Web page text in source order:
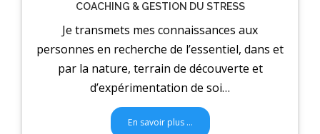
COACHING & GESTION DU STRESS
Je transmets mes connaissances aux
personnes en recherche de l’essentiel, dans et
par la nature, terrain de découverte et
d’expérimentation de soi…
En savoir plus …